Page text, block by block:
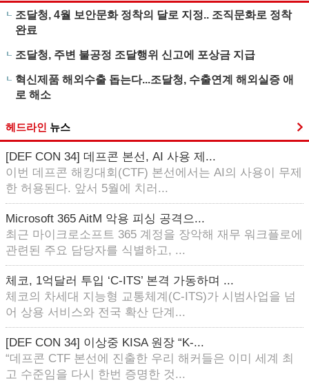
조달청, 4월 보안문화 정착의 달로 지정.. 조직문화로 정착
완료
조달청, 주변 불공정 조달행위 신고에 포상금 지급
혁신제품 해외수출 돕는다...조달청, 수출연계 해외실증 애
로 해소
헤드라인 뉴스
[DEF CON 34] 데프콘 본선, AI 사용 제...
이번 데프콘 해킹대회(CTF) 본선에서는 AI의 사용이 무제
한 허용된다. 앞서 5월에 치러...
Microsoft 365 AitM 악용 피싱 공격으...
최근 마이크로소프트 365 계정을 장악해 재무 워크플로에
관련된 주요 담당자를 식별하고, ...
체코, 1억달러 투입 ‘C-ITS’ 본격 가동하며 ...
체코의 차세대 지능형 교통체계(C-ITS)가 시범사업을 넘
어 상용 서비스와 전국 확산 단계...
[DEF CON 34] 이상중 KISA 원장 “K-...
“데프콘 CTF 본선에 진출한 우리 해커들은 이미 세계 최
고 수준임을 다시 한번 증명한 것...